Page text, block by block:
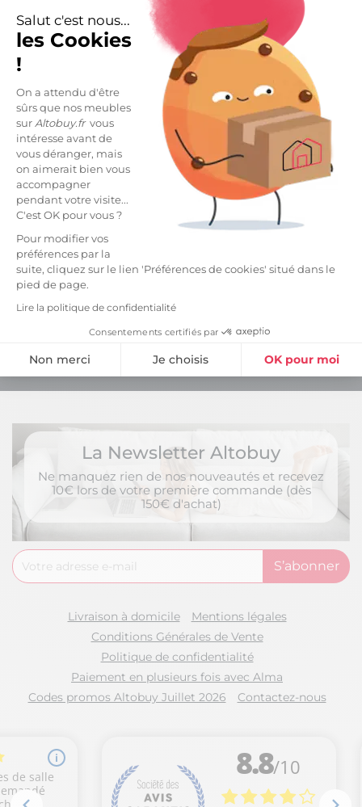
Salut c'est nous...
les Cookies
!
On a attendu d'être
sûrs que nos meubles
sur Altobuy.frvous
intéresse avant de
vous déranger, mais
on aimerait bien vous
accompagner
pendant votre visite...
C'est OK pour vous ?
Pour modifier vos
préférences par la
suite, cliquez sur le lien 'Préférences de cookies' situé dans le
pied de page.
Lire la politique de confidentialité
Consentements certifiés par
Non merci Je choisis OK pour moi
ALTOBUY DANS MAISON & JARDIN MAGAZINE EN MAI
La Newsletter Altobuy
Ne manquez rien de nos nouveautés et recevez
10€ lors de votre première commande (dès
150€ d'achat)
Livraison à domicile
Mentions légales
Conditions Générales de Vente
Politique de confidentialité
Paiement en plusieurs fois avec Alma
Codes promos Altobuy Juillet 2026
Contactez-nous